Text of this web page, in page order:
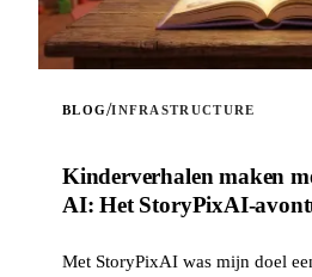
BLOG/INFRASTRUCTURE
Kinderverhalen maken
AI: Het StoryPixAI-
Met StoryPixAI was mijn doel